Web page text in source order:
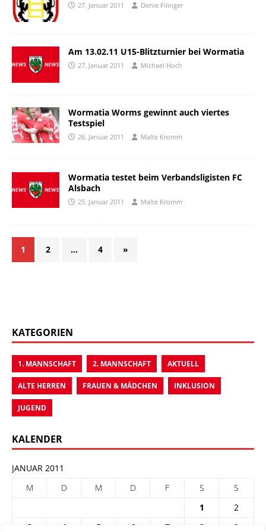
27. Januar 2011 Denie Filinger
Am 13.02.11 U15-Blitzturnier bei Wormatia
27. Januar 2011 Michael Hoch
Wormatia Worms gewinnt auch viertes
Testspiel
26. Januar 2011 Malte Kromm
Wormatia testet beim Verbandsligisten FC
Alsbach
25. Januar 2011 Malte Kromm
1 2 … 4 »
KATEGORIEN
1. MANNSCHAFT 2. MANNSCHAFT AKTUELL
ALTE HERREN FRAUEN & MÄDCHEN INKLUSION
JUGEND
KALENDER
JANUAR 2011
M
D M D F S
S
1
2
3
4 5 6 7 8 9